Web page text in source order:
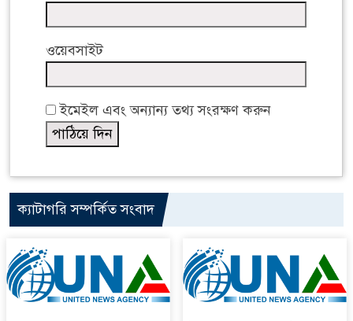
ওয়েবসাইট
ইমেইল এবং অন্যান্য তথ্য সংরক্ষণ করুন
ক্যাটাগরি সম্পর্কিত সংবাদ